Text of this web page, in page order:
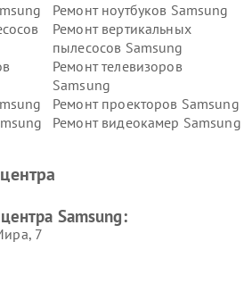
Ремонт ноутбуков Samsung
Ремонт вертикальных
пылесосов Samsung
Ремонт телевизоров
Samsung
Ремонт проекторов Samsung
Ремонт видеокамер Samsung
Samsung:
7